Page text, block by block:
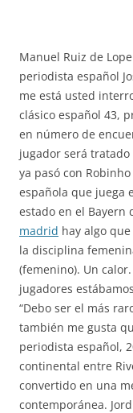
Manuel Ruiz de
periodista español
me está usted
clásico español 43,
en número de
jugador será
ya pasó con
española que juega
estado en el Bayern
madrid hay algo
la disciplina
(femenino). Un
jugadores
“Debo ser el más
también me gusta
periodista español,
continental entre
convertido en una
contemporánea.